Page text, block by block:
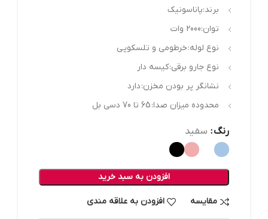
برند:پاناسونیک
توان:2000 وات
نوع لوله:خرطومی و تلسکوپی
نوع جارو برقی:کیسه دار
نشانگر پر بودن مخزن:دارد
محدوده میزان صدا:65 تا 70 دسی بل
رنگ سفید
افزودن به سبد خرید
مقایسه افزودن به علاقه مندی